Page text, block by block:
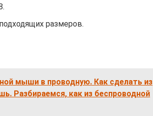
размеров.
мыши в проводную. Как сделать из
Разбираемся, как из беспроводной